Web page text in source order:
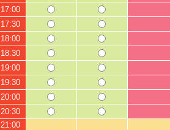
17:00
17:30
18:00
18:30
19:00
19:30
20:00
20:30
21:00